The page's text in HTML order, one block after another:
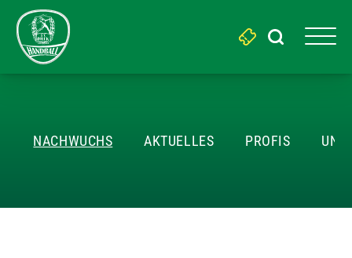
Search
for:
AKTUELLES
NACHWUCHS AKTUELLES PROFIS